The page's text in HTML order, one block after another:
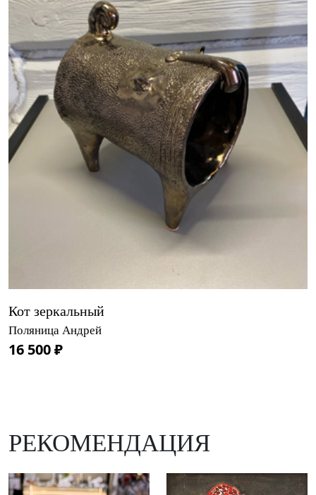
Кот зеркальный
Поляница Андрей
16 500 ₽
РЕКОМЕНДАЦИЯ